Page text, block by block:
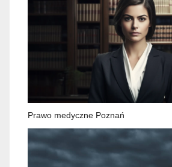
Prawo medyczne Poznań